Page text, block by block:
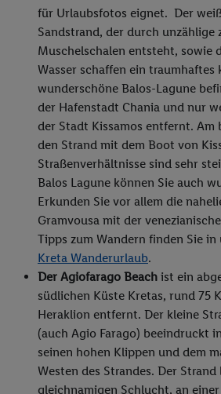
für Urlaubsfotos eignet. Der
Sandstrand, der durch unzählige
Muschelschalen entsteht, sowie
Wasser schaffen ein traumhaftes
wunderschöne Balos-Lagune
der Hafenstadt Chania und nur
der Stadt Kissamos entfernt. Am
den Strand mit dem Boot von
Straßenverhältnisse sind sehr
Balos Lagune können Sie auch
Erkunden Sie vor allem die
Gramvousa mit der
Tipps zum Wandern finden Sie in
Kreta Wanderurlaub.
Der Agiofarago Beach ist ein
südlichen Küste Kretas, rund 75
Heraklion entfernt. Der kleine
(auch Agio Farago) beeindruckt
seinen hohen Klippen und dem
Westen des Strandes. Der
gleichnamigen Schlucht, an